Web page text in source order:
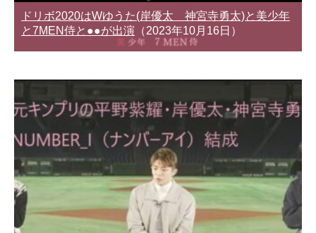
ドリボ2020はWゆうた(岸優太 神宮寺勇太)と美少年
と7MEN侍と●●が出演 （2023年10月16日）